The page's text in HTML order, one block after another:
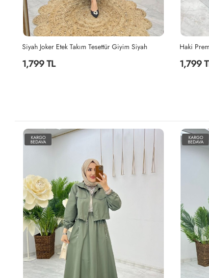
1,799 TL
İndigo
2,199
KARGO
BEDAVA
KARGO
BEDAVA